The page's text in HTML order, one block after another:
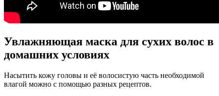
Увлажняющая маска для сухих волос в
домашних условиях
Насытить кожу головы и её волосистую часть необходимой
влагой можно с помощью разных рецептов.